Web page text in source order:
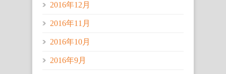
2016年12月
2016年11月
2016年10月
2016年9月